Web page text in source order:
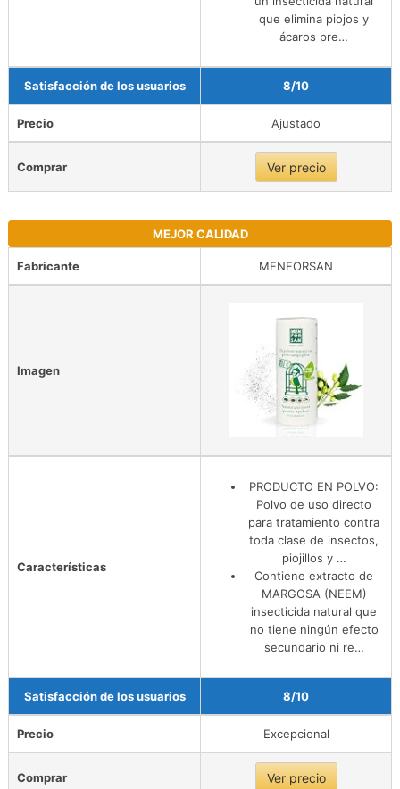
que elimina piojos y
ácaros pre…
Satisfacción de los usuarios 8/10
Precio Ajustado
Comprar Ver precio
MEJOR CALIDAD
Fabricante MENFORSAN
Imagen
Características
PRODUCTO EN POLVO:
Polvo de uso directo
para tratamiento contra
toda clase de insectos,
piojillos y …
Contiene extracto de
MARGOSA (NEEM)
insecticida natural que
no tiene ningún efecto
secundario ni re…
Satisfacción de los usuarios 8/10
Precio Excepcional
Comprar Ver precio